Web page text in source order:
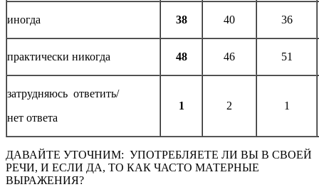
иногда 38 40 36
практически никогда 48 46 51
затрудняюсь ответить/
нет ответа
1 2 1
ДАВАЙТЕ УТОЧНИМ: УПОТРЕБЛЯЕТЕ ЛИ ВЫ В СВОЕЙ
РЕЧИ, И ЕСЛИ ДА, ТО КАК ЧАСТО МАТЕРНЫЕ
ВЫРАЖЕНИЯ?